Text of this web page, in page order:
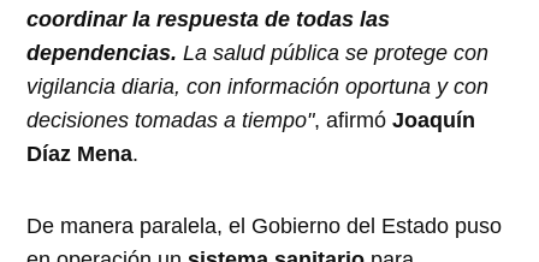
coordinar la respuesta de todas las
dependencias. La salud pública se protege con
vigilancia diaria, con información oportuna y con
decisiones tomadas a tiempo", afirmóJoaquín
Díaz Mena.
De manera paralela, el Gobierno del Estado puso